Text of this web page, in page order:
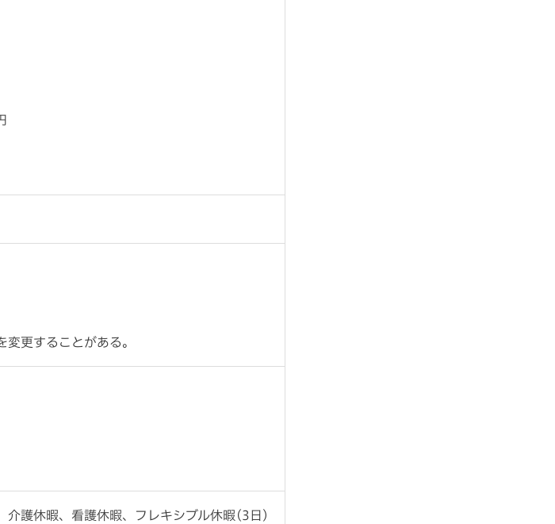
更することがある。
介護休暇、看護休暇、フレキシブル休暇(3日)